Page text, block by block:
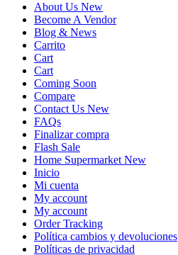
About Us New
Become A Vendor
Blog & News
Carrito
Cart
Cart
Coming Soon
Compare
Contact Us New
FAQs
Finalizar compra
Flash Sale
Home Supermarket New
Inicio
Mi cuenta
My account
My account
Order Tracking
Política cambios y devoluciones
Políticas de privacidad